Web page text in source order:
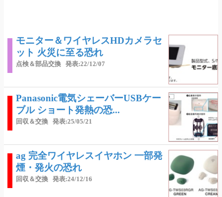
モニター＆ワイヤレスHDカメラセ
ット 火災に至る恐れ
点検＆部品交換 発表:22/12/07
Panasonic電気シェーバーUSBケー
ブル ショート発熱の恐...
回収＆交換 発表:25/05/21
ag 完全ワイヤレスイヤホン 一部発
煙・発火の恐れ
回収＆交換 発表:24/12/16